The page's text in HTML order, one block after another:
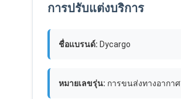
การปรับแต่งบริการ
ชื่อแบรนด์: Dycargo
หมายเลขรุ่น: การขนส่งทางอากาศ